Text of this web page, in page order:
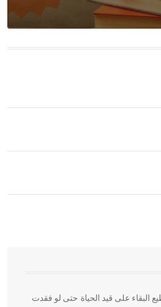
من الفنون الهندسية التي ارتبطت
بلاد الشام ومصر خاصة، حيث يحرص
وخاصة في الواجهات
البقاء على قيد الحياة حتى لو فقدت